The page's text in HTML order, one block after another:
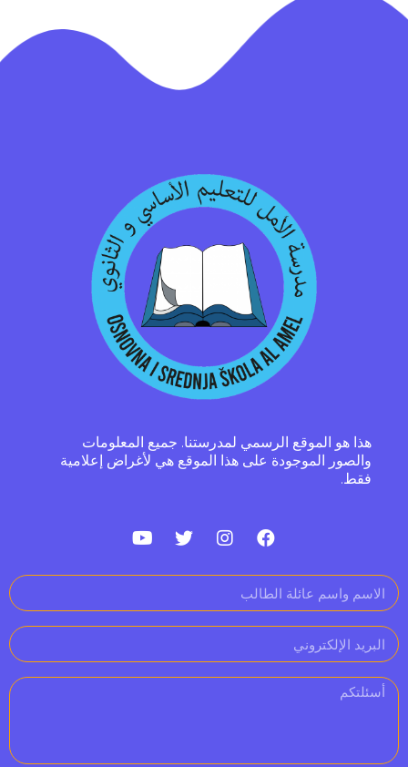
هذا هو الموقع الرسمي لمدرستنا. جميع المعلومات
والصور الموجودة على هذا الموقع هي لأغراض إعلامية
فقط.